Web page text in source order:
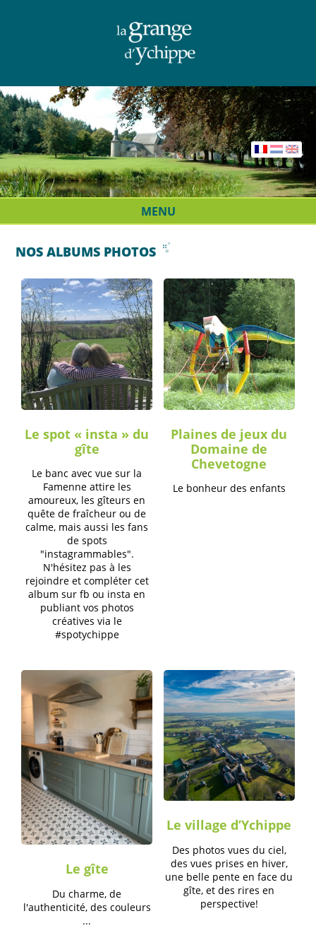
MENU
NOS ALBUMS PHOTOS
Le spot « insta » du
gîte
Le banc avec vue sur la
Famenne attire les
amoureux, les gîteurs en
quête de fraîcheur ou de
calme, mais aussi les fans
de spots
"instagrammables".
N'hésitez pas à les
rejoindre et compléter cet
album sur fb ou insta en
publiant vos photos
créatives via le
#spotychippe
Plaines de jeux du
Domaine de
Chevetogne
Le bonheur des enfants
Le gîte
Du charme, de
l'authenticité, des couleurs
...
Le village d’Ychippe
Des photos vues du ciel,
des vues prises en hiver,
une belle pente en face du
gîte, et des rires en
perspective!